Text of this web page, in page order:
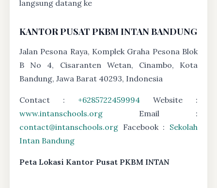
langsung datang ke
KANTOR PUSAT PKBM INTAN BANDUNG
Jalan Pesona Raya, Komplek Graha Pesona Blok
B No 4, Cisaranten Wetan, Cinambo, Kota
Bandung, Jawa Barat 40293, Indonesia
Contact : +6285722459994 Website :
www.intanschools.org Email :
contact@intanschools.org Facebook : Sekolah
Intan Bandung
Peta Lokasi Kantor Pusat PKBM INTAN